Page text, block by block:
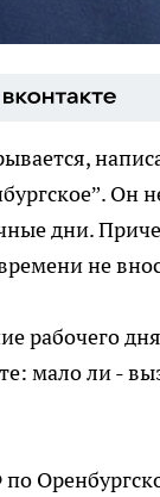
Он
дни.
не
рабочего
мало ли -